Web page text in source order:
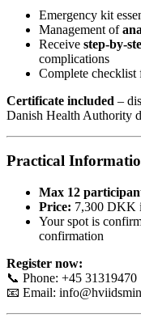
Emergency kit
Management of
Receive step-by-
complications
Complete
Certificate included –
Danish Health Authority
Practical
Max 12
Price: 7,300 DKK
Your spot is
confirmation
Register now:
📞 Phone: +45 31319470
📧 Email: